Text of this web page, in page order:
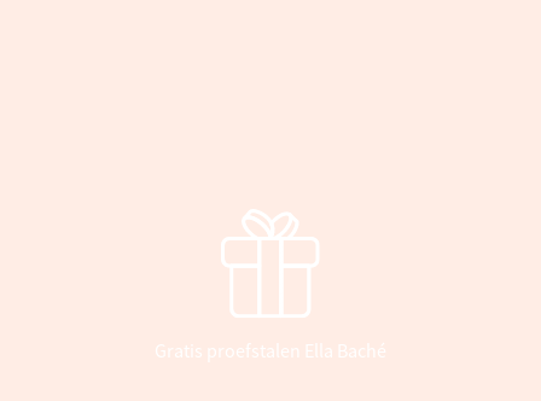
Gratis proefstalen Ella Baché